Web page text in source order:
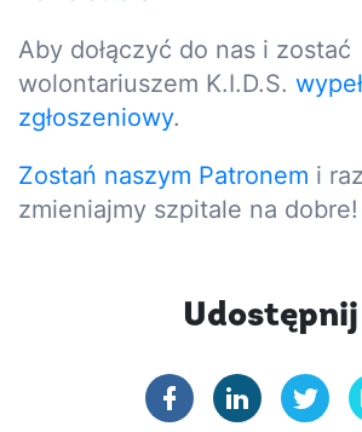
Aby dołączyć do nas i zostać
wolontariuszem K.I.D.S.
zgłoszeniowy.
Zostań naszym Patronem i
zmieniajmy szpitale na dobre!
Udostępnij